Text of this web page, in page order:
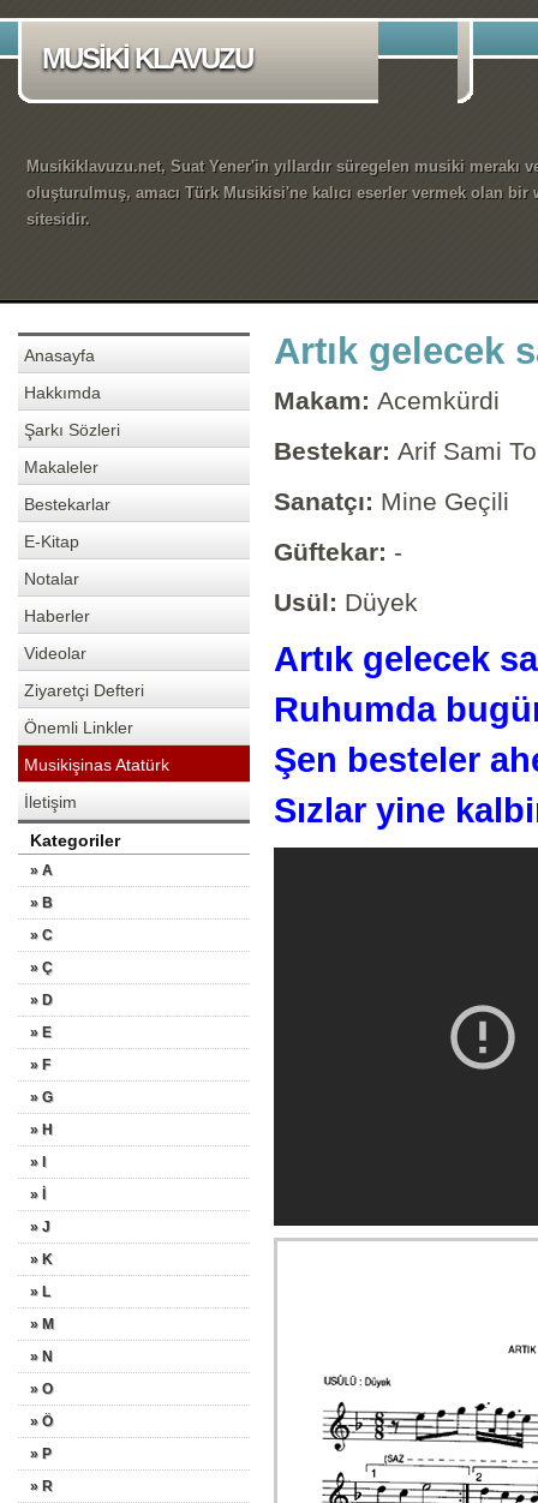
MUSİKİ KLAVUZU
Musikiklavuzu.net, Suat Yener'in yıllardır süregelen musiki merakı
oluşturulmuş, amacı Türk Musikisi'ne kalıcı eserler vermek olan bir
sitesidir.
Anasayfa
Hakkımda
Şarkı Sözleri
Makaleler
Bestekarlar
E-Kitap
Notalar
Haberler
Videolar
Ziyaretçi Defteri
Önemli Linkler
Musikişinas Atatürk
İletişim
Kategoriler
» A
» B
» C
» Ç
» D
» E
» F
» G
» H
» I
» İ
» J
» K
» L
» M
» N
» O
» Ö
» P
» R
Artık gelecek
Makam: Acemkürdi
Bestekar: Arif Sami
Sanatçı: Mine Geçili
Güftekar: -
Usül: Düyek
Artık gelecek
Ruhumda
Şen besteler
Sızlar yine